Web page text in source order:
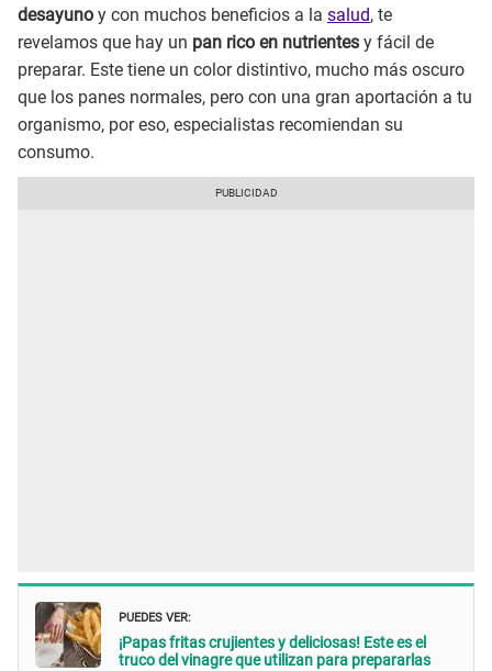
desayuno y con muchos beneficios a la salud, te
revelamos que hay un pan rico en nutrientes y fácil de
preparar. Este tiene un color distintivo, mucho más oscuro
que los panes normales, pero con una gran aportación a tu
organismo, por eso, especialistas recomiendan su
consumo.
PUEDES VER:
¡Papas fritas crujientes y deliciosas! Este es el
truco del vinagre que utilizan para prepararlas